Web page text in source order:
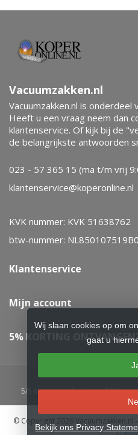
Vacuumzakken.nl
Vacuumzakken.nl is onderdeel
Heeft u een vraag neem dan
klantenservice. Of kijk bij de
de belangrijkste antwoorden
023 - 57 365 15 (ma t/m vrij
klantenservice@koperonline.nl
KVK nummer: KVK 51638762
btw-nummer:
Klantenservice
Mijn account
5% KORTING
5/ sterren op basis van52
Wij slaan cookies op om
gaat u
Bekijk ons Privacy
© Copyright 2026 Vacuumzakken.nl